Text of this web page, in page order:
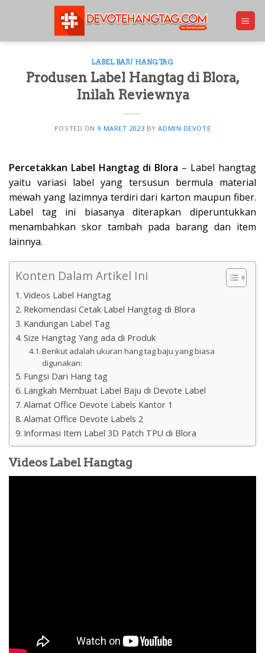
LABEL BAJU HANGTAG
Produsen Label Hangtag di Blora,
Inilah Reviewnya
POSTED ON 9 MARET 2023 BYADMIN.DEVOTE
Percetakkan Label Hangtag di Blora – Label hangtag
yaitu variasi label yang tersusun bermula material
mewah yang lazimnya terdiri dari karton maupun fiber.
Label tag ini biasanya diterapkan diperuntukkan
menambahkan skor tambah pada barang dan item
lainnya.
Konten Dalam Artikel Ini
Videos Label Hangtag
Rekomendasi Cetak Label Hangtag di Blora
Kandungan Label Tag
Size Hangtag Yang ada di Produk
Berikut adalah ukuran hang tag baju yang biasa
digunakan:
Fungsi Dari Hang tag
Langkah Membuat Label Baju di Devote Label
Alamat Office Devote Labels Kantor 1
Alamat Office Devote Labels 2
Informasi Item Label 3D Patch TPU di Blora
Videos Label Hangtag